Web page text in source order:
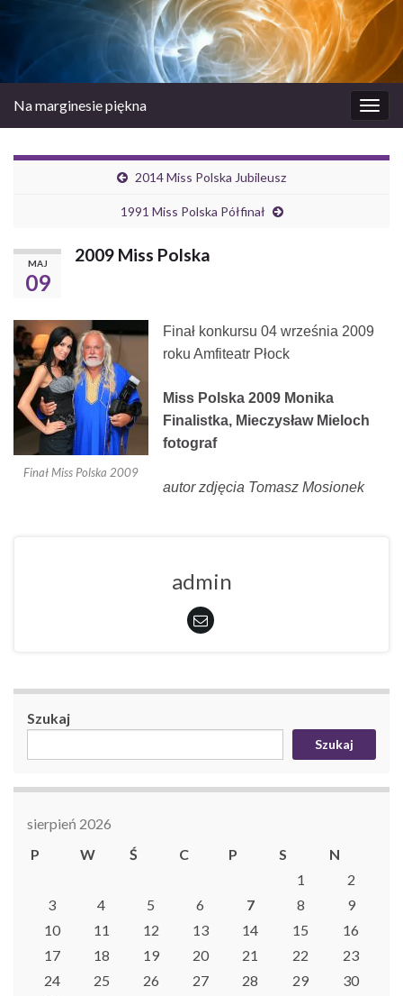
Na marginesie piękna
2014 Miss Polska Jubileusz
1991 Miss Polska Półfinał
MAJ
09
2009 Miss Polska
Finał Miss Polska 2009
Finał konkursu 04 września 2009
roku Amfiteatr Płock
Miss Polska 2009 Monika
Finalistka, Mieczysław Mieloch
fotograf
autor zdjęcia Tomasz Mosionek
admin
Szukaj
Szukaj
sierpień 2026
P
W Ś C P S
N
1
2
3
4 5 6 7 8
9
10
11 12 13 14 15
16
17
18 19 20 21 22
23
24
25 26 27 28 29
30